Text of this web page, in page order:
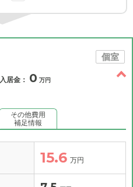
個室
入居金： 0 万円
その他費用
補足情報
15.6 万円